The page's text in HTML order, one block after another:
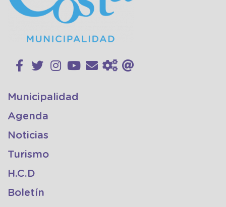
Municipalidad
Agenda
Noticias
Turismo
H.C.D
Boletín